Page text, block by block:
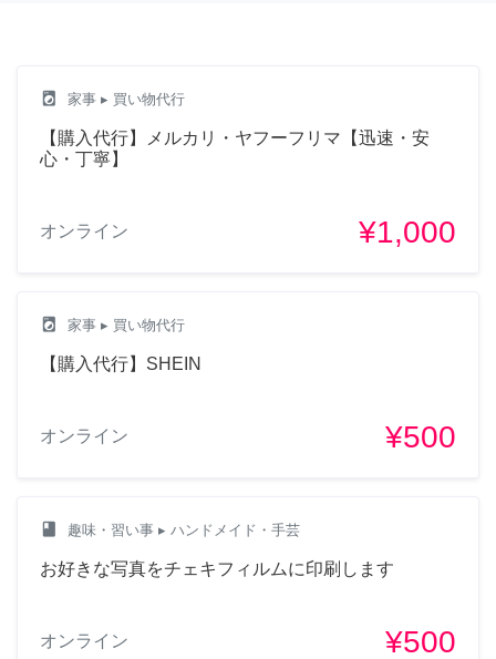
local_laundry_service 家事 ▸ 買い物代行
【購入代行】メルカリ・ヤフーフリマ【迅速・安
心・丁寧】
オンライン ¥1,000
local_laundry_service 家事 ▸ 買い物代行
【購入代行】SHEIN
オンライン ¥500
class 趣味・習い事 ▸ ハンドメイド・手芸
お好きな写真をチェキフィルムに印刷します
オンライン ¥500